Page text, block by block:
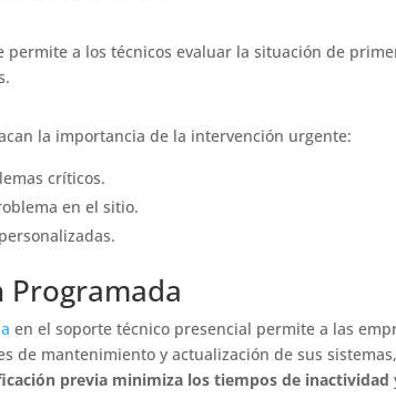
permite a los técnicos evaluar la situación de
la importancia de la intervención urgente:
críticos.
en el sitio.
en el soporte técnico presencial permite a las
de mantenimiento y actualización de sus
previa minimiza los tiempos de inactividad